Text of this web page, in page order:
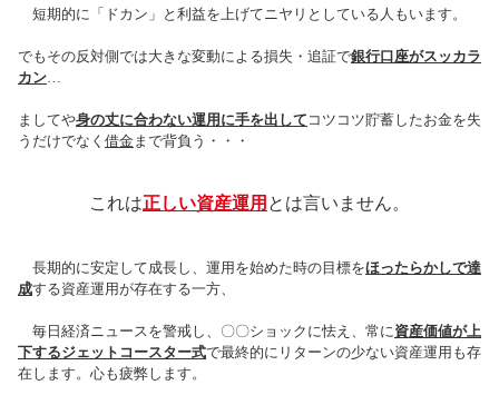
短期的に「ドカン」と利益を上げてニヤリとしている人もいます。
でもその反対側では大きな変動による損失・追証で銀行口座がスッカラ
カン…
ましてや身の丈に合わない運用に手を出して コツコツ貯蓄したお金を失
うだけでなく 借金まで背負う・・・
これは正しい資産運用 とは言いません。
長期的に安定して成長し、運用を始めた時の目標をほったらかしで達
成する資産運用が存在する一方、
毎日経済ニュースを警戒し、〇〇ショックに怯え、常に資産価値が上
下するジェットコースター式で最終的にリターンの少ない資産運用も存
在します。心も疲弊します。